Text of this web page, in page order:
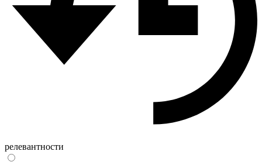
релевантности